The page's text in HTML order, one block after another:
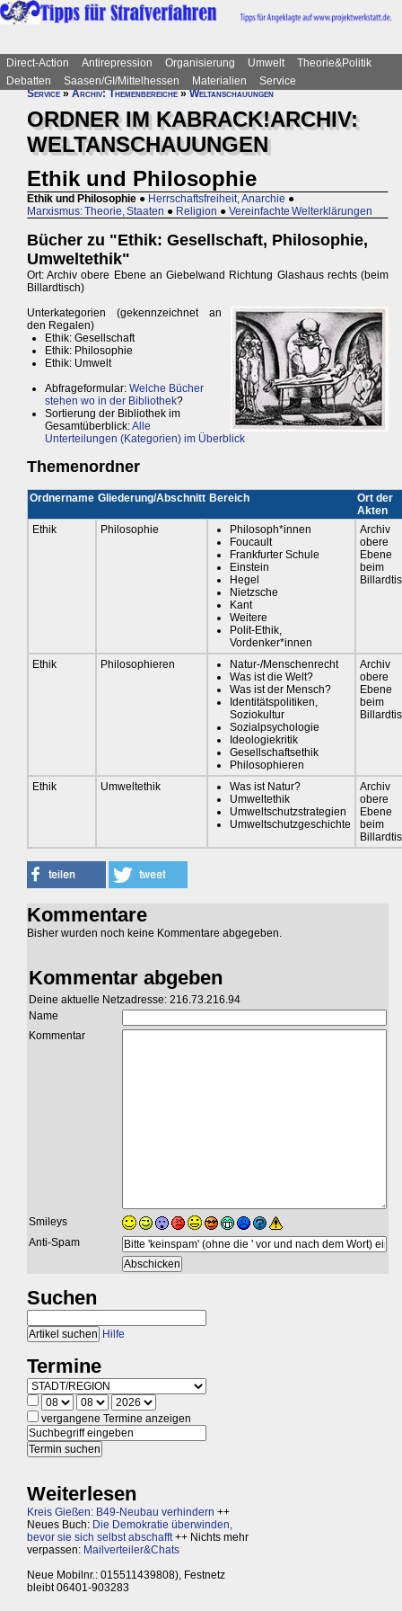
Direct-Action Antirepression Organisierung Umwelt
Theorie&Politik
Debatten
Saasen/GI/Mittelhessen Materialien
Service
Service»Archiv: Themenbereiche»Weltanschauungen
ORDNER IM KABRACK!ARCHIV:
WELTANSCHAUUNGEN
Ethik und Philosophie
Ethik und Philosophie ● Herrschaftsfreiheit, Anarchie ●
Marxismus: Theorie, Staaten ● Religion ● Vereinfachte Welterklärungen
Bücher zu "Ethik: Gesellschaft, Philosophie,
Umweltethik"
Ort: Archiv obere Ebene an Giebelwand Richtung Glashaus rechts (beim
Billardtisch)
Unterkategorien (gekennzeichnet an
den Regalen)
Ethik: Gesellschaft
Ethik: Philosophie
Ethik: Umwelt
Abfrageformular: Welche Bücher
stehen wo in der Bibliothek?
Sortierung der Bibliothek im
Gesamtüberblick:Alle
Unterteilungen (Kategorien) im Überblick
Themenordner
Ordnername Gliederung/Abschnitt Bereich
Ort der
Akten
Ethik
Philosophie
Philosoph*innen
Foucault
Frankfurter Schule
Einstein
Hegel
Nietzsche
Kant
Weitere
Polit-Ethik,
Vordenker*innen
Archiv
obere
Ebene
beim
Ethik Philosophieren
Natur-/Menschenrecht
Was ist die Welt?
Was ist der Mensch?
Identitätspolitiken,
Soziokultur
Sozialpsychologie
Ideologiekritik
Gesellschaftsethik
Philosophieren
Archiv
obere
Ebene
beim
Ethik Umweltethik
Was ist Natur?
Umweltethik
Umweltschutzstrategien
Umweltschutzgeschichte
Archiv
obere
Ebene
beim
Kommentare
Bisher wurden noch keine Kommentare abgegeben.
Kommentar abgeben
Deine aktuelle Netzadresse: 216.73.216.94
Name
Kommentar
Smileys
Anti-Spam
Suchen
Hilfe
Termine
vergangene Termine anzeigen
Weiterlesen
Kreis Gießen: B49-Neubau verhindern ++
Neues Buch: Die Demokratie überwinden,
bevor sie sich selbst abschafft++ Nichts mehr
verpassen: Mailverteiler&Chats
Neue Mobilnr.: 015511439808), Festnetz
bleibt 06401-903283